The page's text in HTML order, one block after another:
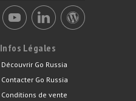
Infos Légales
Découvrir Go Russia
Contacter Go Russia
Conditions de vente